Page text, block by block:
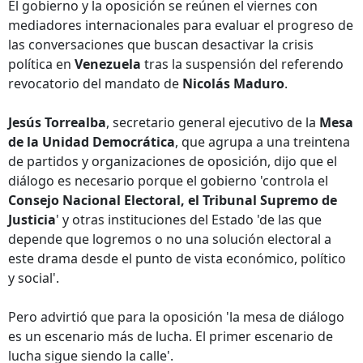
El gobierno y la oposición se reúnen el viernes con
mediadores internacionales para evaluar el progreso de
las conversaciones que buscan desactivar la crisis
política en Venezuela tras la suspensión del referendo
revocatorio del mandato de Nicolás Maduro.
Jesús Torrealba, secretario general ejecutivo de la Mesa
de la Unidad Democrática, que agrupa a una treintena
de partidos y organizaciones de oposición, dijo que el
diálogo es necesario porque el gobierno 'controla el
Consejo Nacional Electoral, el Tribunal Supremo de
Justicia' y otras instituciones del Estado 'de las que
depende que logremos o no una solución electoral a
este drama desde el punto de vista económico, político
y social'.
Pero advirtió que para la oposición 'la mesa de diálogo
es un escenario más de lucha. El primer escenario de
lucha sigue siendo la calle'.